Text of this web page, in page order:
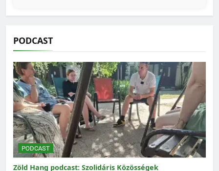
PODCAST
PODCAST
Zöld Hang podcast: Szolidáris Közösségek